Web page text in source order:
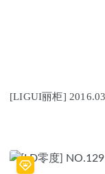
[LIGUI丽柜]